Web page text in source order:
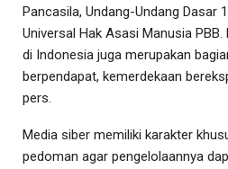
Pancasila, Undang-Undang Dasar
Universal Hak Asasi Manusia
di Indonesia juga merupakan
berpendapat, kemerdekaan
pers.
Media siber memiliki karakter
pedoman agar pengelolaannya